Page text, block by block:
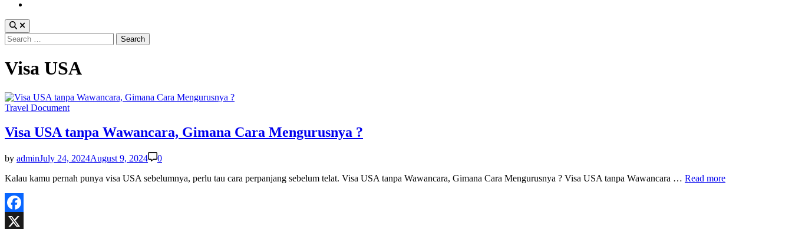
Search
for:
Visa USA
Posted
Travel Document
Visa USA tanpa Wawancara, Gimana Cara Mengurusnya ?
by adminJuly 24, 2024August 9, 2024
0
Kalau kamu pernah punya visa USA sebelumnya, perlu tau cara perpanjang sebelum telat. Visa USA tanpa Wawancara, Gimana Cara Mengurusnya ? Visa USA tanpa Wawancara … Visa
Read more
Facebook